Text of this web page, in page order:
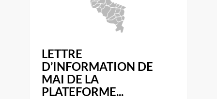
LETTRE
D’INFORMATION DE
MAI DE LA
PLATEFORME...